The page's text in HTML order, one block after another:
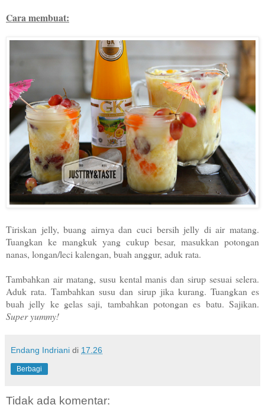
Cara membuat:
Tiriskan jelly, buang airnya dan cuci bersih jelly di air matang.
Tuangkan ke mangkuk yang cukup besar, masukkan potongan
nanas, longan/leci kalengan, buah anggur, aduk rata.
Tambahkan air matang, susu kental manis dan sirup sesuai selera.
Aduk rata. Tambahkan susu dan sirup jika kurang. Tuangkan es
buah jelly ke gelas saji, tambahkan potongan es batu. Sajikan.
Super yummy!
Endang Indriani di 17.26
Berbagi
Tidak ada komentar: